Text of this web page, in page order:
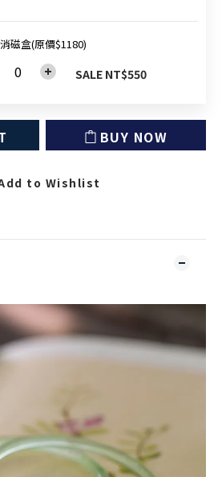
磁盒(原價$1180)
SALE NT$550
BUY NOW
to Wishlist